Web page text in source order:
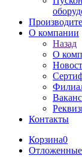
О компании
Назад
О
Контакты
Корзина0
Отложенные